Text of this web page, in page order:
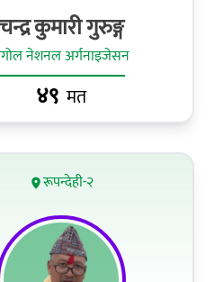
कुमारी गुरुङ्ग
नेशनल अर्गनाइजेसन
४९ मत
रूपन्देही-२